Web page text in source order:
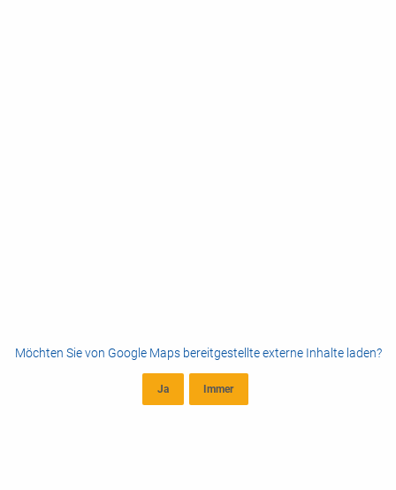
Möchten Sie von Google Mapsbereitgestellte externe Inhalte laden?
Ja Immer